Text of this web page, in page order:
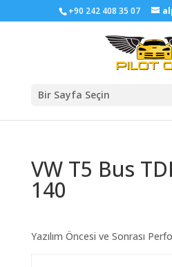
+90 242 408 35 07
Bir Sayfa Seçin
VW T5 Bus
140
Yazılım Öncesi ve Sonrası